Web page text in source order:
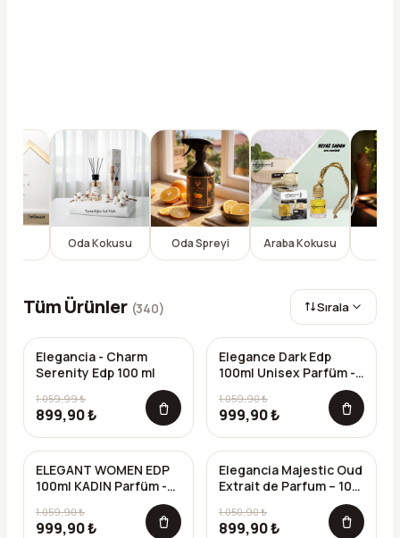
Oda Kokusu Oda Spreyi Araba Kokusu
Tüm Ürünler (340) Sırala
-%15
Elegancia - Charm
Serenity Edp 100 ml
1.059,99 ₺
899,90 ₺
-%6
Elegance Dark Edp
100ml Unisex Parfüm -
1.059,90 ₺
999,90 ₺
-%6
ELEGANT WOMEN EDP
100ml KADIN Parfüm -
1.059,90 ₺
999,90 ₺
-%14
Elegancia Majestic Oud
Extrait de Parfum – 100
1.050,90 ₺
899,90 ₺